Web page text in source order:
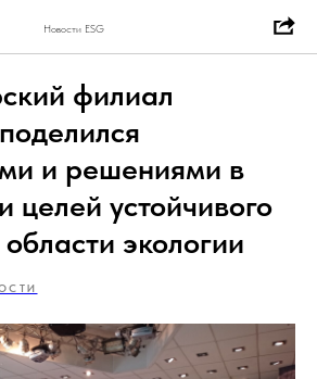
Новости ESG
филиал
и решениями в
целей устойчивого
экологии